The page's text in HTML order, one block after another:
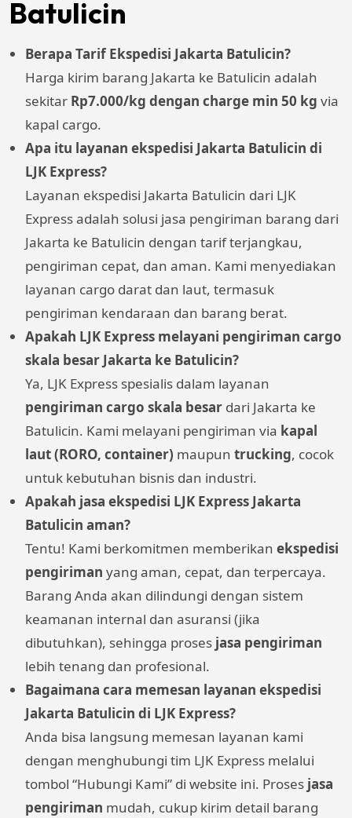
Batulicin
Berapa Tarif Ekspedisi Jakarta Batulicin?
Harga kirim barang Jakarta ke Batulicin adalah
sekitar Rp7.000/kg dengan charge min 50 kg via
kapal cargo.
Apa itu layanan ekspedisi Jakarta Batulicin di
LJK Express?
Layanan ekspedisi Jakarta Batulicin dari LJK
Express adalah solusi jasa pengiriman barang dari
Jakarta ke Batulicin dengan tarif terjangkau,
pengiriman cepat, dan aman. Kami menyediakan
layanan cargo darat dan laut, termasuk
pengiriman kendaraan dan barang berat.
Apakah LJK Express melayani pengiriman cargo
skala besar Jakarta ke Batulicin?
Ya, LJK Express spesialis dalam layanan
pengiriman cargo skala besar dari Jakarta ke
Batulicin. Kami melayani pengiriman via kapal
laut (RORO, container) maupun trucking, cocok
untuk kebutuhan bisnis dan industri.
Apakah jasa ekspedisi LJK Express Jakarta
Batulicin aman?
Tentu! Kami berkomitmen memberikan ekspedisi
pengiriman yang aman, cepat, dan terpercaya.
Barang Anda akan dilindungi dengan sistem
keamanan internal dan asuransi (jika
dibutuhkan), sehingga proses jasa pengiriman
lebih tenang dan profesional.
Bagaimana cara memesan layanan ekspedisi
Jakarta Batulicin di LJK Express?
Anda bisa langsung memesan layanan kami
dengan menghubungi tim LJK Express melalui
tombol “Hubungi Kami” di website ini. Proses jasa
pengiriman mudah, cukup kirim detail barang